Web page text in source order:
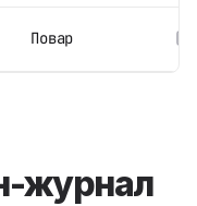
Повар
журнал